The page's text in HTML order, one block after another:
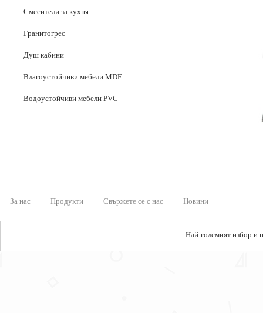
Смесители за кухня
Гранитогрес
Душ кабини
Влагоустойчиви мебели MDF
Водоустойчиви мебели PVC
За нас Продукти Свържете се с нас Новини
Най-големият избор и